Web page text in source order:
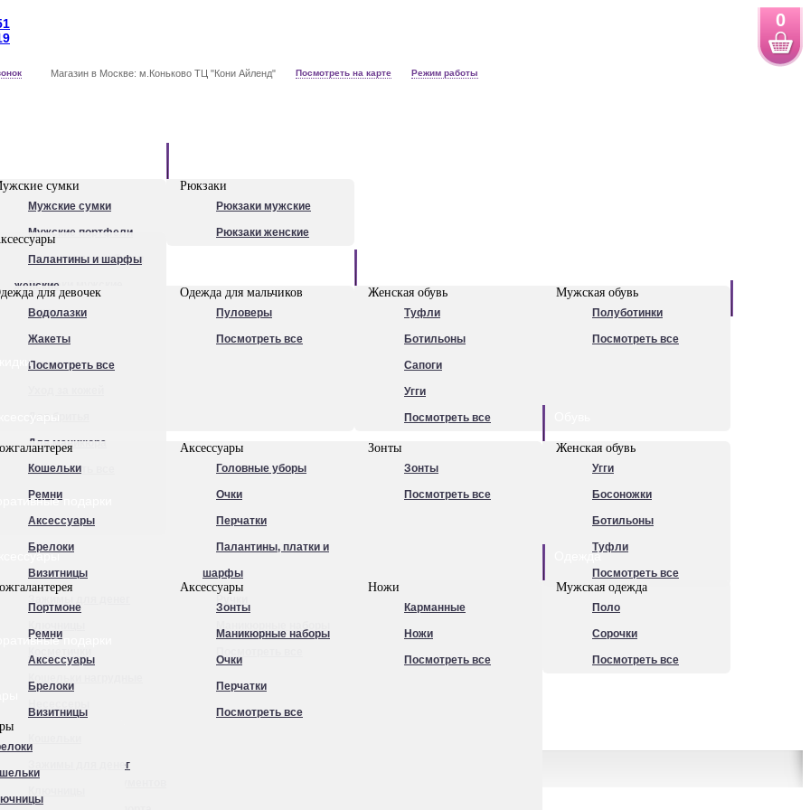
0
Магазин в Москве: м.Коньково ТЦ "Кони Айленд" Посмотреть на карте Режим работы
сумки
Мужские сумки
Мужские портфели
Сумки для ноутбуков
Рюкзаки мужские
Посмотреть все
Рюкзаки
Рюкзаки мужские
Рюкзаки женские
Палантины и шарфы
женские
Очки
Ножи
Ручки
Для маникюра
Посмотреть все
для девочек
Водолазки
Жакеты
Посмотреть все
Одежда для мальчиков
Пуловеры
Посмотреть все
Женская обувь
Туфли
Ботильоны
Сапоги
Угги
Посмотреть все
Мужская обувь
Полуботинки
Посмотреть все
Кошельки
Ремни
Аксессуары
Брелоки
Визитницы
Аксессуары
Головные уборы
Очки
Перчатки
Палантины, платки и
шарфы
Зонты
Зонты
Посмотреть все
Женская обувь
Угги
Босоножки
Ботильоны
Туфли
Посмотреть все
подарки
Портмоне
Ремни
Аксессуары
Брелоки
Визитницы
Зажимы для денег
Аксессуары
Зонты
Маникюрные наборы
Очки
Перчатки
Посмотреть все
Ножи
Карманные
Ножи
Посмотреть все
Одежда
Мужская одежда
Поло
Сорочки
Посмотреть все
подарки